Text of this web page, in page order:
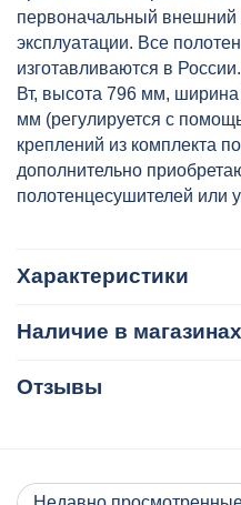
первоначальный внешний
эксплуатации. Все
изготавливаются в
Вт, высота 796 мм,
мм (регулируется с
креплений из комплекта
дополнительно
полотенцесушителей или
Характеристики
Наличие в магазинах
Отзывы